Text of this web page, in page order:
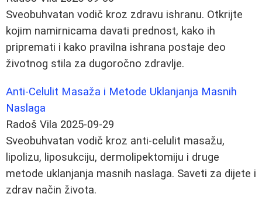
Sveobuhvatan vodič kroz zdravu ishranu. Otkrijte
kojim namirnicama davati prednost, kako ih
pripremati i kako pravilna ishrana postaje deo
životnog stila za dugoročno zdravlje.
Anti-Celulit Masaža i Metode Uklanjanja Masnih
Naslaga
Radoš Vila 2025-09-29
Sveobuhvatan vodič kroz anti-celulit masažu,
lipolizu, liposukciju, dermolipektomiju i druge
metode uklanjanja masnih naslaga. Saveti za dijete i
zdrav način života.